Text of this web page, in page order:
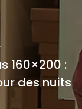
160×200 :
des nuits